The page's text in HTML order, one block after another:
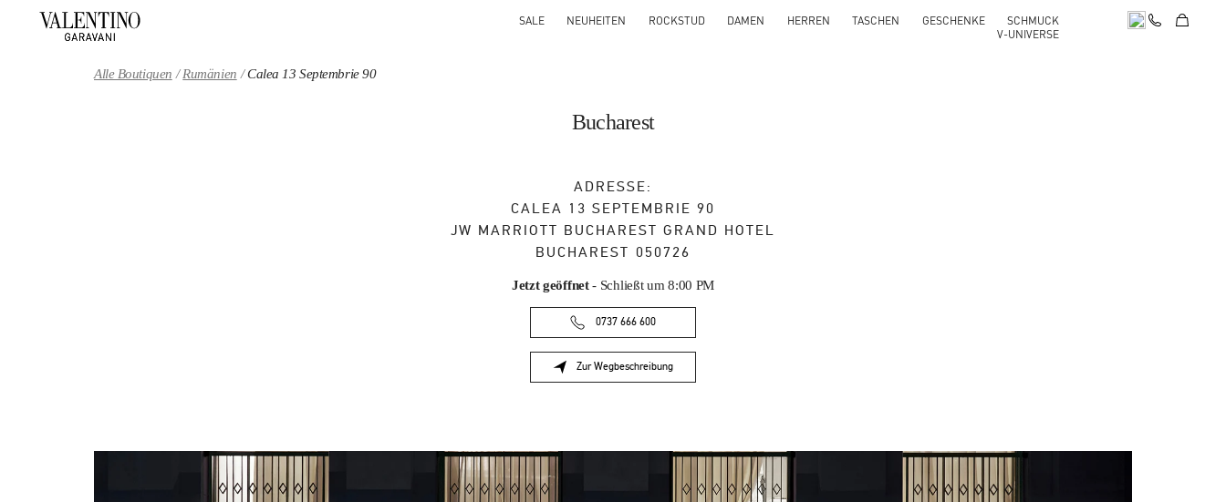
SALE NEUHEITEN ROCKSTUD DAMEN HERREN TASCHEN GESCHENKE
SCHMUCK
V-UNIVERSE
Alle Boutiquen Rumänien Calea 13 Septembrie 90
Bucharest
ADRESSE:
CALEA 13 SEPTEMBRIE 90
JW MARRIOTT BUCHAREST GRAND HOTEL
BUCHAREST 050726
Jetzt geöffnet- Schließt um 8:00 PM
0737 666 600
Zur Wegbeschreibung
Link Opens in New Tab